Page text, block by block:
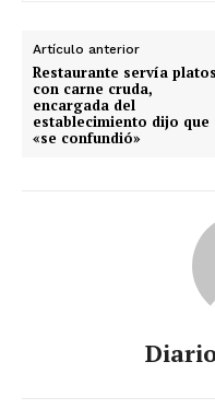
Artículo anterior
Restaurante servía platos
con carne cruda,
encargada del
establecimiento dijo que
«se confundió»